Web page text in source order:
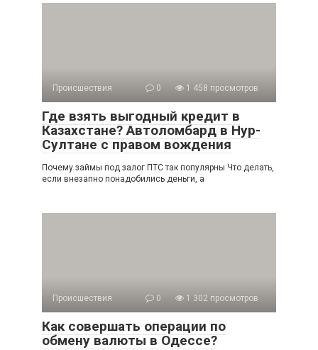
Происшествия 0 1 458 просмотров
Где взять выгодный кредит в
Казахстане? Автоломбард в Нур-
Султане с правом вождения
Почему займы под залог ПТС так популярны Что делать,
если внезапно понадобились деньги, а
Происшествия 0 1 302 просмотров
Как совершать операции по
обмену валюты в Одессе?